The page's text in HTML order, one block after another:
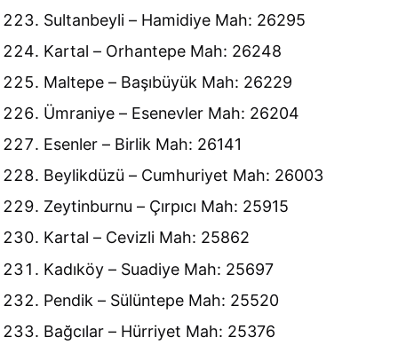
Sultanbeyli – Hamidiye Mah: 26295
Kartal – Orhantepe Mah: 26248
Maltepe – Başıbüyük Mah: 26229
Ümraniye – Esenevler Mah: 26204
Esenler – Birlik Mah: 26141
Beylikdüzü – Cumhuriyet Mah: 26003
Zeytinburnu – Çırpıcı Mah: 25915
Kartal – Cevizli Mah: 25862
Kadıköy – Suadiye Mah: 25697
Pendik – Sülüntepe Mah: 25520
Bağcılar – Hürriyet Mah: 25376